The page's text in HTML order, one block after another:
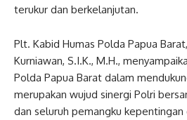
terukur dan berkelanjutan.
Plt. Kabid Humas Polda Papua
Kurniawan, S.I.K., M.H.,
Polda Papua Barat dalam
merupakan wujud sinergi Polri
dan seluruh pemangku